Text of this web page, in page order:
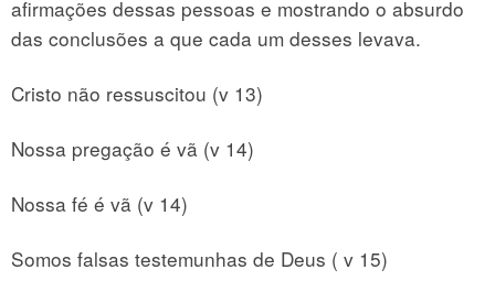
afirmações dessas pessoas e mostrando o absurdo
das conclusões a que cada um desses levava.
Cristo não ressuscitou (v 13)
Nossa pregação é vã (v 14)
Nossa fé é vã (v 14)
Somos falsas testemunhas de Deus ( v 15)